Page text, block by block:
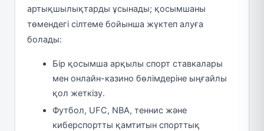
артықшылықтарды ұсынады; қосымшаны
төмендегі сілтеме бойынша жүктеп алуға
болады:
Бір қосымша арқылы спорт ставкалары
мен онлайн-казино бөлімдеріне ыңғайлы
қол жеткізу.
Футбол, UFC, NBA, теннис және
киберспортты қамтитын спорттық